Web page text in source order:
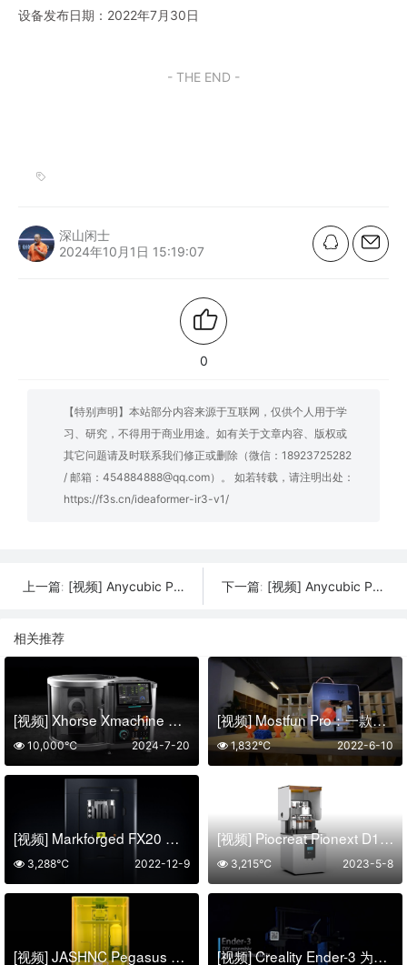
设备发布日期：2022年7月30日
- THE END -
深山闲士
2024年10月1日 15:19:07
0
【特别声明】本站部分内容来源于互联网，仅供个人用于学
习、研究，不得用于商业用途。如有关于文章内容、版权或
其它问题请及时联系我们修正或删除（微信：18923725282
/ 邮箱：454884888@qq.com）。 如若转载，请注明出处：
https://f3s.cn/ideaformer-ir3-v1/
上一篇: [视频] Anycubic Photon Mono M7：与您的创造力完美匹配 下一篇: [视频] Anycubic Photon Mono 4：7 英寸10K高清屏入门级LCD光固化3D打印机
相关推荐
[视频] Xhorse Xmachine XM-100桌面级五轴CNC机床：卓越的精度和效率
2024-7-20
10,000℃
[视频] Mostfun Pro：一款可靠的即插即用 Intel Inside FDM 桌面3D打印机
2022-6-10
1,832℃
[视频] Markforged FX20 支持 ULTEM™ 灯丝的大幅面 3D 打印机
2022-12-9
3,288℃
[视频] Piocreat Pionext D160 一站式医疗牙科打印解决方案
2023-5-8
3,215℃
[视频] JASHNC Pegasus 8K LCD 光固化3D打印机 [视频] Creality Ender-3 为大众性价比而生 DIY经典款3D打印机